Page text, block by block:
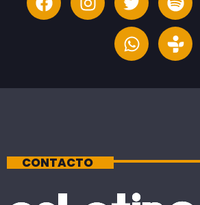
CONTACTO